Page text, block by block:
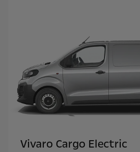
Vivaro Cargo Electric